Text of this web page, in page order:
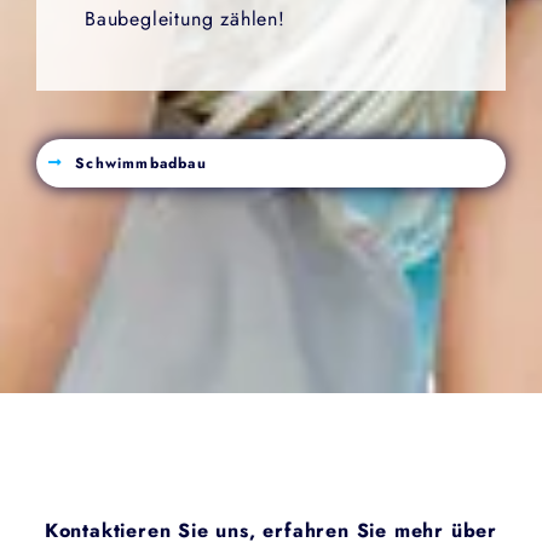
Baubegleitung zählen!
Schwimmbadbau
Kontaktieren Sie uns, erfahren Sie mehr über